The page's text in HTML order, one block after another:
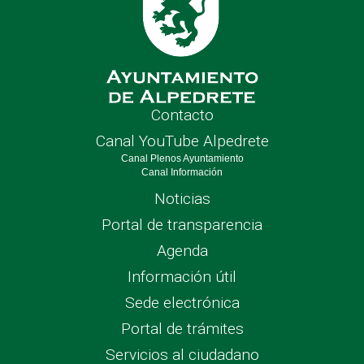
Contacto
Canal YouTube Alpedrete
Canal Plenos Ayuntamiento
Canal Información
Noticias
Portal de transparencia
Agenda
Información útil
Sede electrónica
Portal de trámites
Servicios al ciudadano